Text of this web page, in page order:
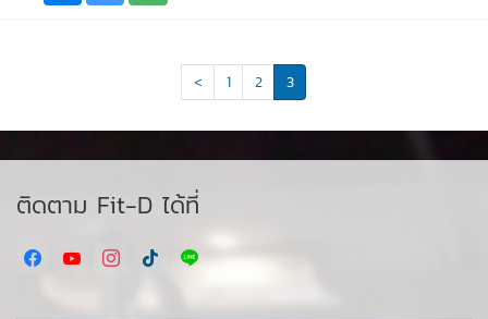
< 1 2 3
ติดตาม Fit-D ได้ที่